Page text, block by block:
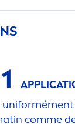
1
uniformément
comme